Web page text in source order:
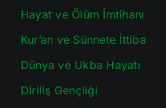
Hayat ve Ölüm İmtihanı
Kur’an ve Sünnete İttiba
Dünya ve Ukba Hayatı
Diriliş Gençliği